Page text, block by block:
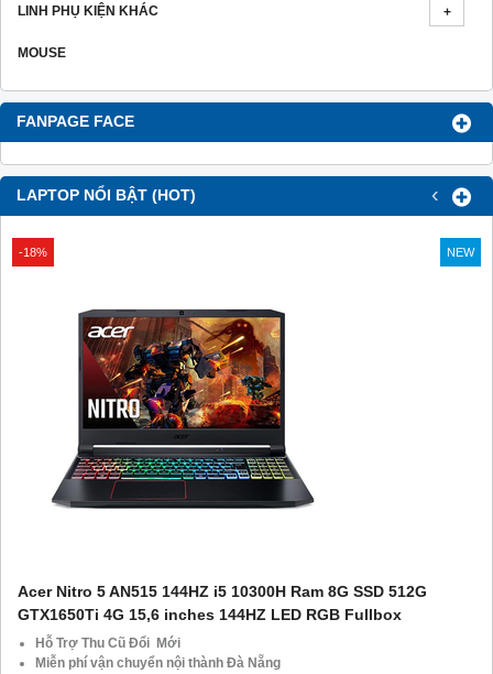
LINH PHỤ KIỆN KHÁC
MOUSE
FANPAGE FACE
LAPTOP NỔI BẬT (HOT)
-18% NEW
Acer Nitro 5 AN515 144HZ i5 10300H Ram 8G SSD 512G
GTX1650Ti 4G 15,6 inches 144HZ LED RGB Fullbox
Hỗ Trợ Thu Cũ Đổi Mới
Miễn phí vận chuyển nội thành Đà Nẵng
‹ ›